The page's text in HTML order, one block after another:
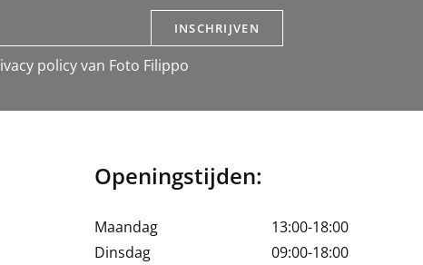
policy van Foto Filippo
INSCHRIJVEN
Openingstijden:
Maandag
13:00-18:00
Dinsdag
09:00-18:00